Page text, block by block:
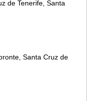
de Tenerife, Santa
Santa Cruz de